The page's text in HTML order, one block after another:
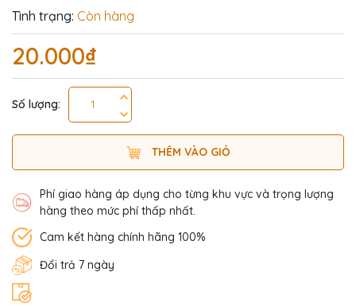
Tình trạng: Còn hàng
20.000₫
Số lượng:
THÊM VÀO GIỎ
Phí giao hàng áp dụng cho từng khu vực và trọng lượng
hàng theo mức phí thấp nhất.
Cam kết hàng chính hãng 100%
Đổi trả 7 ngày